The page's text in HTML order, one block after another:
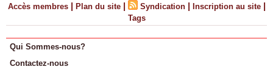
Accès membres | Plan du site | Syndication | Inscription au site |
Tags
Qui Sommes-nous?
Contactez-nous